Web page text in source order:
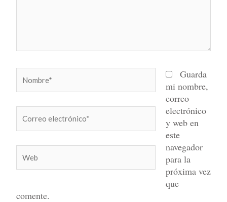
electrónico*
Guarda
mi nombre,
correo
electrónico
y web en
este
navegador
para la
próxima vez
que
comente.